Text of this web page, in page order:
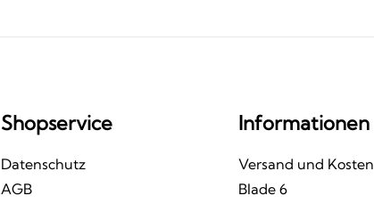
Shopservice
Datenschutz
AGB
Informationen
Versand und Kosten
Blade 6